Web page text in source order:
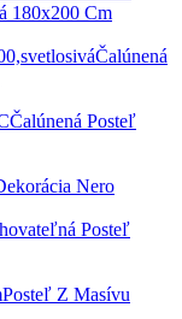
180x200 Cm
Čalúnená
Čalúnená Posteľ
Nero
Posteľ
Posteľ Z Masívu